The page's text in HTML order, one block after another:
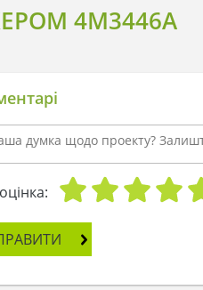
4M3446A